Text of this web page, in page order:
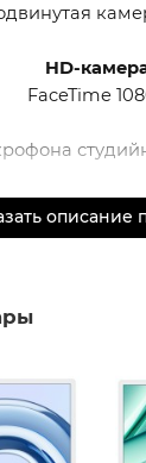
HD-
FaceTime
с
24 "
описание